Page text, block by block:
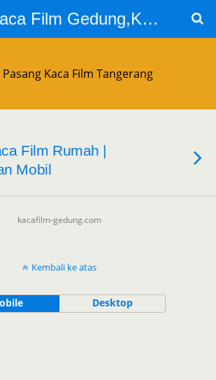
Jual Kaca Film Gedung,Kaca Film 3m
Pasang Kaca Film Tangerang
Film Rumah |
Mobil
kacafilm-gedung.com
Kembali ke atas
Desktop